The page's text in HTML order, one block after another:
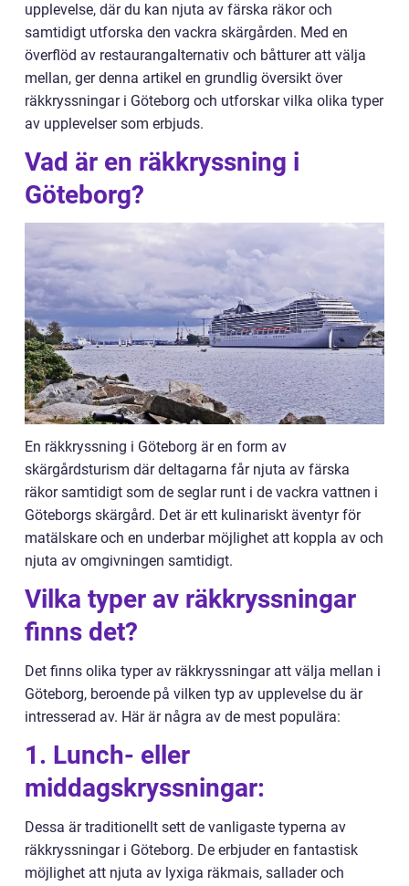
upplevelse, där du kan njuta av färska räkor och
samtidigt utforska den vackra skärgården. Med en
överflöd av restaurangalternativ och båtturer att välja
mellan, ger denna artikel en grundlig översikt över
räkkryssningar i Göteborg och utforskar vilka olika typer
av upplevelser som erbjuds.
Vad är en räkkryssning i
Göteborg?
En räkkryssning i Göteborg är en form av
skärgårdsturism där deltagarna får njuta av färska
räkor samtidigt som de seglar runt i de vackra vattnen i
Göteborgs skärgård. Det är ett kulinariskt äventyr för
matälskare och en underbar möjlighet att koppla av och
njuta av omgivningen samtidigt.
Vilka typer av räkkryssningar
finns det?
Det finns olika typer av räkkryssningar att välja mellan i
Göteborg, beroende på vilken typ av upplevelse du är
intresserad av. Här är några av de mest populära:
1. Lunch- eller
middagskryssningar:
Dessa är traditionellt sett de vanligaste typerna av
räkkryssningar i Göteborg. De erbjuder en fantastisk
möjlighet att njuta av lyxiga räkmais, sallader och